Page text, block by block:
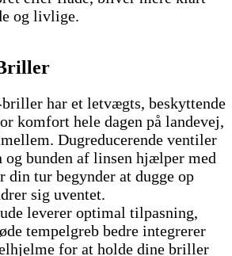
og livlige.
har et letvægts, beskyttende
komfort hele dagen på landevej,
Dugreducerende ventiler
og bunden af ​​linsen hjælper med
din tur begynder at dugge op
sig uventet.
leverer optimal tilpasning,
tempelgreb bedre integrerer
for at holde dine briller